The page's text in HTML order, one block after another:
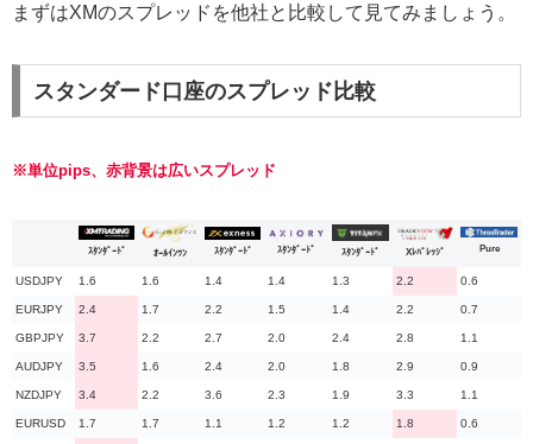
まずはXMのスプレッドを他社と比較して見てみましょう。
スタンダード口座のスプレッド比較
※単位pips、赤背景は広いスプレッド
ｽﾀﾝﾀﾞｰﾄﾞ ｵｰﾙｲﾝﾜﾝ ｽﾀﾝﾀﾞｰﾄﾞ ｽﾀﾝﾀﾞｰﾄﾞ ｽﾀﾝﾀﾞｰﾄﾞ Xﾚﾊﾞﾚｯｼﾞ Pure
USDJPY 1.6 1.6 1.4 1.4 1.3 2.2 0.6
EURJPY 2.4 1.7 2.2 1.5 1.4 2.2 0.7
GBPJPY 3.7 2.2 2.7 2.0 2.4 2.8 1.1
AUDJPY 3.5 1.6 2.4 2.0 1.8 2.9 0.9
NZDJPY 3.4 2.2 3.6 2.3 1.9 3.3 1.1
EURUSD 1.7 1.7 1.1 1.2 1.2 1.8 0.6